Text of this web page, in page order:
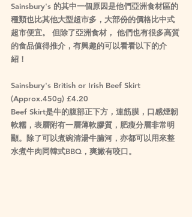
Sainsbury's 的其中一個原因是他們亞洲食材區的
種類也比其他大型超市多，大部份的價格比中式
超市便宜。 但除了亞洲食材， 他們也有很多高質
的食品值得推介，有興趣的可以看看以下的介
紹！
Sainsbury's British or Irish Beef Skirt
(Approx.450g) £4.20
Beef Skirt是牛的腹部正下方，連筋膜，口感煙韌
軟糯，表層附有一層薄軟膠質，肥瘦分層非常明
顯。除了可以煮碗清湯牛腩河，亦都可以用來整
水煮牛肉同韓式BBQ，爽嫩有咬口。